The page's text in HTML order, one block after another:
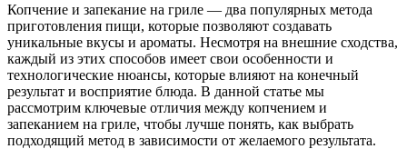
Копчение и запекание на гриле — два популярных метода
приготовления пищи, которые позволяют создавать
уникальные вкусы и ароматы. Несмотря на внешние сходства,
каждый из этих способов имеет свои особенности и
технологические нюансы, которые влияют на конечный
результат и восприятие блюда. В данной статье мы
рассмотрим ключевые отличия между копчением и
запеканием на гриле, чтобы лучше понять, как выбрать
подходящий метод в зависимости от желаемого результата.